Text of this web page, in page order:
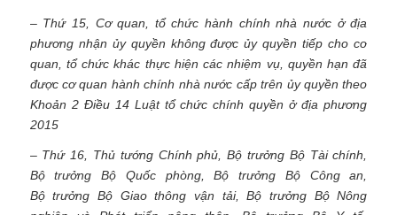
– Thứ 15, Cơ quan, tổ chức hành chính nhà nước ở địa
phương nhận ủy quyền không được ủy quyền tiếp cho cơ
quan, tổ chức khác thực hiện các nhiệm vụ, quyền hạn đã
được cơ quan hành chính nhà nước cấp trên ủy quyền theo
Khoản 2 Điều 14 Luật tổ chức chính quyền ở địa phương
2015
– Thứ 16, Thủ tướng Chính phủ, Bộ trưởng Bộ Tài chính,
Bộ trưởng Bộ Quốc phòng, Bộ trưởng Bộ Công an,
Bộ trưởng Bộ Giao thông vận tải, Bộ trưởng Bộ Nông